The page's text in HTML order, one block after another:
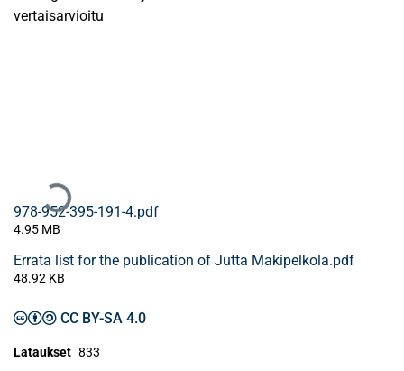
vertaisarvioitu
Ladataan...
978-952-395-191-4.pdf
4.95 MB
Errata list for the publication of Jutta Makipelkola.pdf
48.92 KB
CC BY-SA 4.0
Lataukset 833